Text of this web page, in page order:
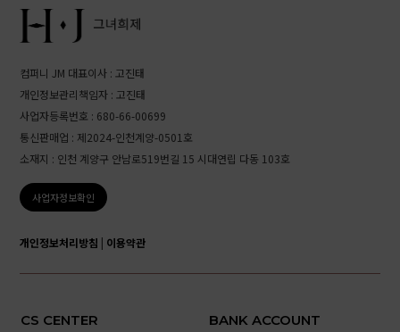
컴퍼니 JM 대표이사 : 고진태
개인정보관리책임자 : 고진태
사업자등록번호 : 680-66-00699
통신판매업 : 제2024-인천계양-0501호
소재지 : 인천 계양구 안남로519번길 15 시대연립 다동 103호
사업자정보확인
개인정보처리방침 | 이용약관
CS CENTER BANK ACCOUNT